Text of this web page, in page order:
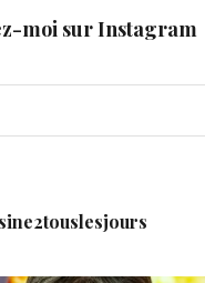
moi sur Instagram